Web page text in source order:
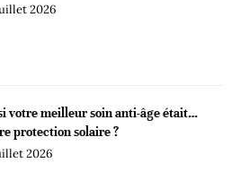
2026
votre meilleur soin anti-âge était…
protection solaire ?
2026